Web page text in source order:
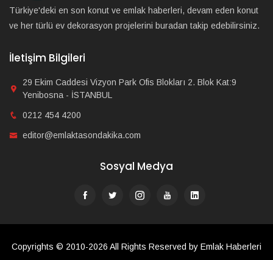
Türkiye'deki en son konut ve emlak haberleri, devam eden konut
ve her türlü ev dekorasyon projelerini buradan takip edebilirsiniz.
İletişim Bilgileri
29 Ekim Caddesi Vizyon Park Ofis Blokları 2. Blok Kat:9
Yenibosna - İSTANBUL
0212 454 4200
editor@emlaktasondakika.com
Sosyal Medya
Copyrights © 2010-2026 All Rights Reserved by Emlak Haberleri